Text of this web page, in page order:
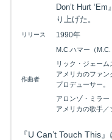
Don’t Hurt
り上げた。
リリース 1990年
作曲者
M.C.ハマー（M.C.
リック・ジェーム
アメリカのファ
プロデューサー。
アロンゾ・ミラー
アメリカの歌手／
『U Can’t Touch This